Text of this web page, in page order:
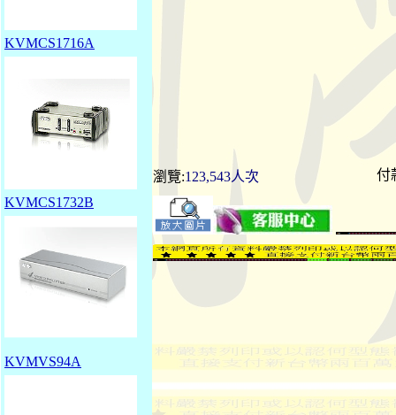
KVMCS1716A
KVMCS1732B
KVMVS94A
瀏覽:123,543人次 付